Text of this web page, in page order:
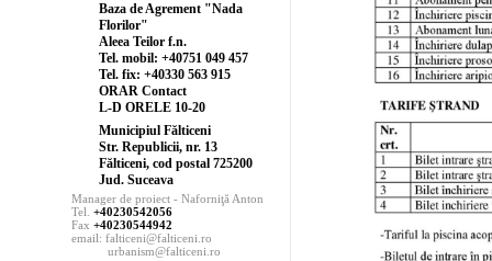
Baza de Agrement "Nada
Florilor"
Aleea Teilor f.n.
Tel. mobil: +40751 049 457
Tel. fix: +40330 563 915
ORAR Contact
L-D ORELE 10-20
Municipiul Fălticeni
Str. Republicii, nr. 13
Fălticeni, cod postal 725200
Jud. Suceava
Manager de proiect - Naforniţă Anton
Tel. +40230542056
Fax +40230544942
email: falticeni@falticeni.ro
urbanism@falticeni.ro